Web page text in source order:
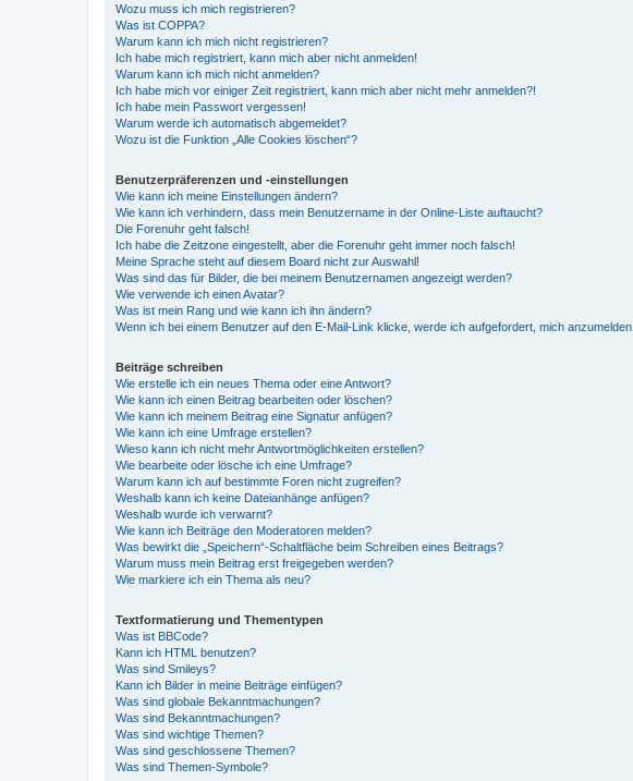
Wozu muss ich mich registrieren?
Was ist COPPA?
Warum kann ich mich nicht registrieren?
Ich habe mich registriert, kann mich aber nicht anmelden!
Warum kann ich mich nicht anmelden?
Ich habe mich vor einiger Zeit registriert, kann mich aber nicht mehr anmelden?!
Ich habe mein Passwort vergessen!
Warum werde ich automatisch abgemeldet?
Wozu ist die Funktion „Alle Cookies löschen“?
Benutzerpräferenzen und -einstellungen
Wie kann ich meine Einstellungen ändern?
Wie kann ich verhindern, dass mein Benutzername in der Online-Liste auftaucht?
Die Forenuhr geht falsch!
Ich habe die Zeitzone eingestellt, aber die Forenuhr geht immer noch falsch!
Meine Sprache steht auf diesem Board nicht zur Auswahl!
Was sind das für Bilder, die bei meinem Benutzernamen angezeigt werden?
Wie verwende ich einen Avatar?
Was ist mein Rang und wie kann ich ihn ändern?
Wenn ich bei einem Benutzer auf den E-Mail-Link klicke, werde ich aufgefordert, mich anzumelden.
Beiträge schreiben
Wie erstelle ich ein neues Thema oder eine Antwort?
Wie kann ich einen Beitrag bearbeiten oder löschen?
Wie kann ich meinem Beitrag eine Signatur anfügen?
Wie kann ich eine Umfrage erstellen?
Wieso kann ich nicht mehr Antwortmöglichkeiten erstellen?
Wie bearbeite oder lösche ich eine Umfrage?
Warum kann ich auf bestimmte Foren nicht zugreifen?
Weshalb kann ich keine Dateianhänge anfügen?
Weshalb wurde ich verwarnt?
Wie kann ich Beiträge den Moderatoren melden?
Was bewirkt die „Speichern“-Schaltfläche beim Schreiben eines Beitrags?
Warum muss mein Beitrag erst freigegeben werden?
Wie markiere ich ein Thema als neu?
Textformatierung und Thementypen
Was ist BBCode?
Kann ich HTML benutzen?
Was sind Smileys?
Kann ich Bilder in meine Beiträge einfügen?
Was sind globale Bekanntmachungen?
Was sind Bekanntmachungen?
Was sind wichtige Themen?
Was sind geschlossene Themen?
Was sind Themen-Symbole?